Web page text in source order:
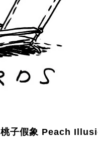
桃子假象 Peach